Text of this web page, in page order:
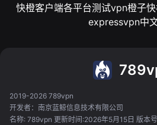
快橙客户端各平台测试vpn橙子
expressvpn中
2019-2026 789vpn
开发者：南京蓝鲸信息技术有限公司
名称: 789vpn 更新时间:2026年5月15日 版本